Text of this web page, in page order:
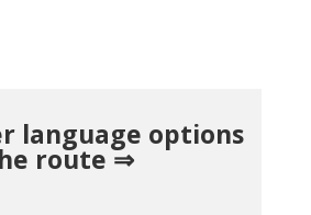
language options
route ⇒